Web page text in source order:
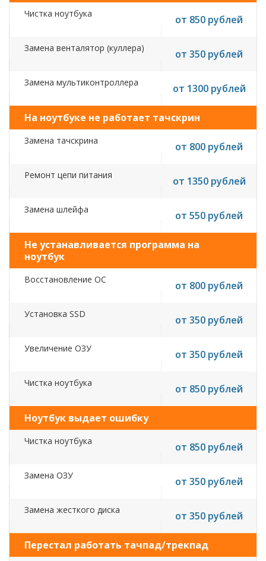
Чистка ноутбука от 850 рублей
Замена венталятор (куллера) от 350 рублей
Замена мультиконтроллера от 1300 рублей
На ноутбуке не работает тачскрин
Замена тачскрина от 800 рублей
Ремонт цепи питания от 1350 рублей
Замена шлейфа от 550 рублей
Не устанавливается программа на
ноутбук
Восстановление ОС от 800 рублей
Установка SSD от 350 рублей
Увеличение ОЗУ от 350 рублей
Чистка ноутбука от 850 рублей
Ноутбук выдает ошибку
Чистка ноутбука от 850 рублей
Замена ОЗУ от 350 рублей
Замена жесткого диска от 350 рублей
Перестал работать тачпад/трекпад